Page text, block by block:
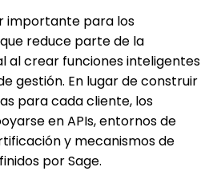
importante para los
reduce parte de la
al crear funciones inteligentes
gestión. En lugar de construir
para cada cliente, los
en APIs, entornos de
y mecanismos de
por Sage.